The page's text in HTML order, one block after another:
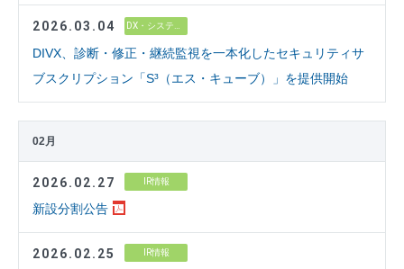
2026.03.04
DIVX、診断・修正・継続監視を一本化したセキュリティサ
ブスクリプション「S³（エス・キューブ）」を提供開始
02月
2026.02.27 IR情報
新設分割公告
2026.02.25 IR情報